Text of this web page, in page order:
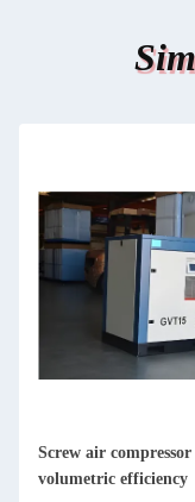
Screw air
volumetric efficiency